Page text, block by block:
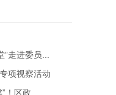
走进委员...
项视察活动
！区政...